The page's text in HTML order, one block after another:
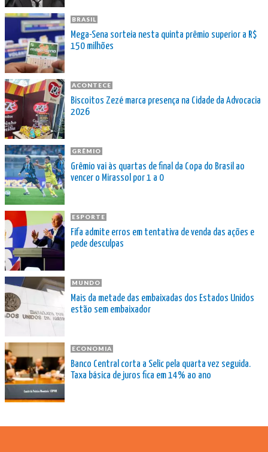
BRASIL
Mega-Sena sorteia nesta quinta prêmio superior a R$
150 milhões
ACONTECE
Biscoitos Zezé marca presença na Cidade da Advocacia
2026
GRÊMIO
Grêmio vai às quartas de final da Copa do Brasil ao
vencer o Mirassol por 1 a 0
ESPORTE
Fifa admite erros em tentativa de venda das ações e
pede desculpas
MUNDO
Mais da metade das embaixadas dos Estados Unidos
estão sem embaixador
ECONOMIA
Banco Central corta a Selic pela quarta vez seguida.
Taxa básica de juros fica em 14% ao ano